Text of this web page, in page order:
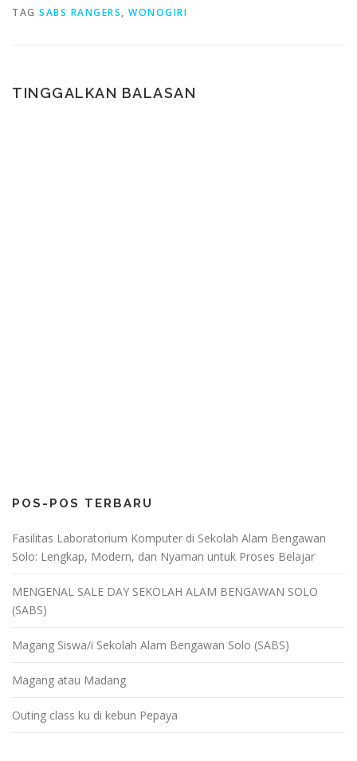
TAG SABS RANGERS, WONOGIRI
TINGGALKAN BALASAN
POS-POS TERBARU
Fasilitas Laboratorium Komputer di Sekolah Alam Bengawan
Solo: Lengkap, Modern, dan Nyaman untuk Proses Belajar
MENGENAL SALE DAY SEKOLAH ALAM BENGAWAN SOLO
(SABS)
Magang Siswa/i Sekolah Alam Bengawan Solo (SABS)
Magang atau Madang
Outing class ku di kebun Pepaya